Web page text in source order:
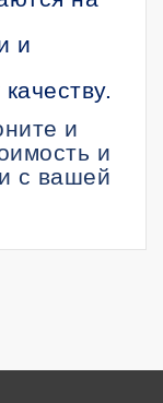
и
и
и
с вашей